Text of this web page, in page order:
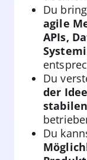
Du
agile
APIs,
Du
der
Du